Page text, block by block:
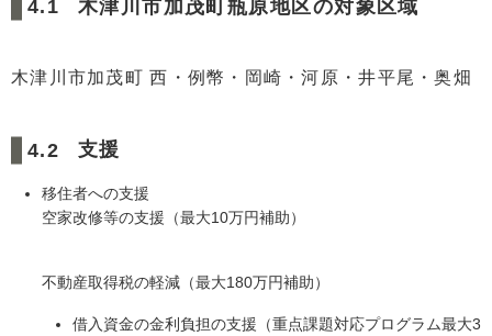
木津川市加茂町瓶原地区の対象区域
木津川市加茂町 西・例幣・岡崎・河原・井平尾・奥畑
支援
移住者への支援
空家改修等の支援（最大10万円補助）
不動産取得税の軽減（最大180万円補助）
借入資金の金利負担の支援（重点課題対応プログラム最大3